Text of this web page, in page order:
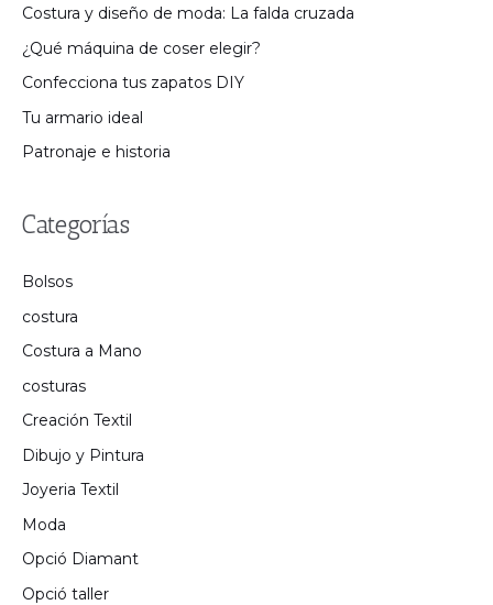
Costura y diseño de moda: La falda cruzada
¿Qué máquina de coser elegir?
Confecciona tus zapatos DIY
Tu armario ideal
Patronaje e historia
Categorías
Bolsos
costura
Costura a Mano
costuras
Creación Textil
Dibujo y Pintura
Joyeria Textil
Moda
Opció Diamant
Opció taller